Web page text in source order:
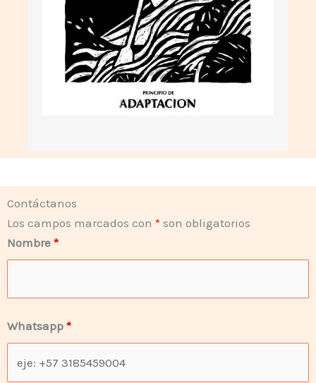
Contáctanos
Los campos marcados con * son obligatorios
Nombre *
Whatsapp *